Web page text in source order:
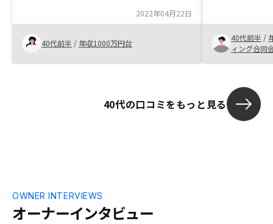
興味をもった良いタイミングに出会えて良
かったです。
2022年04月22日
40代前半 / 年収1000万円台
るのではない
だ改善できる
40代前半 /
ィング合同
40代の口コミをもっと見る
オーナーインタビュー
OWNER INTERVIEWS